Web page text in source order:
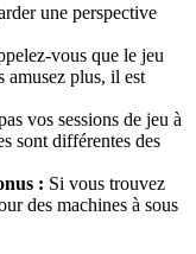
une perspective
vous que le jeu
amusez plus, il est
vos sessions de jeu à
sont différentes des
: Si vous trouvez
des machines à sous